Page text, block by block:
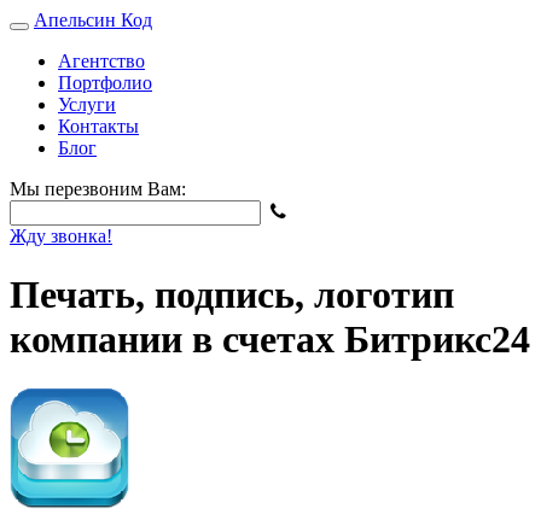
Апельсин Код
Агентство
Портфолио
Услуги
Контакты
Блог
Мы перезвоним Вам:
Жду звонка!
Печать, подпись, логотип
компании в счетах Битрикс24